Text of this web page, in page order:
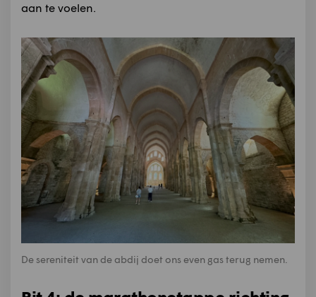
aan te voelen.
De sereniteit van de abdij doet ons even gas terug nemen.